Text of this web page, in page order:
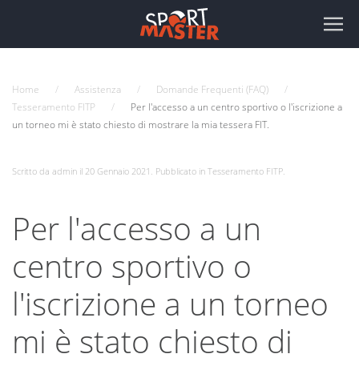
Home Assistenza
Domande Frequenti (FAQ)
Tesseramento FITP
Per l'accesso a un centro sportivo o l'iscrizione a
un torneo mi è stato chiesto di mostrare la mia tessera FIT.
Scritto da admin il 20 Gennaio 2021 . Pubblicato in Tesseramento FITP.
Per l'accesso a un
centro sportivo o
l'iscrizione a un torneo
mi è stato chiesto di